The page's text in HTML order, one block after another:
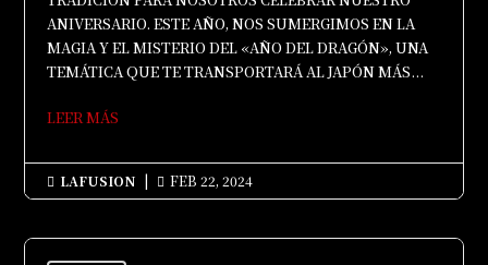
ANIVERSARIO. ESTE AÑO, NOS SUMERGIMOS EN LA
MAGIA Y EL MISTERIO DEL «AÑO DEL DRAGÓN», UNA
TEMÁTICA QUE TE TRANSPORTARÁ AL JAPÓN MÁS...
LEER MÁS
 LAFUSION |  FEB 22, 2024